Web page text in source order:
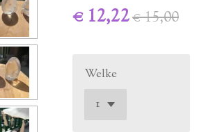
€ 12,22€ 15,00
Welke